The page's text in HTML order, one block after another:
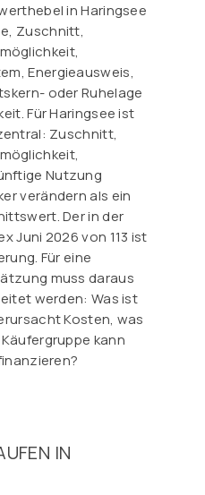
in Haringsee
Zuschnitt,
Energieausweis,
oder Ruhelage
Für Haringsee ist
Zuschnitt,
Nutzung
verändern als ein
Der in der
Juni 2026 von 113 ist
Für eine
muss daraus
werden: Was ist
Kosten, was
kann
IN